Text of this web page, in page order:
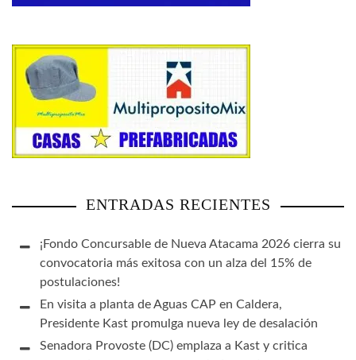
ENTRADAS RECIENTES
¡Fondo Concursable de Nueva Atacama 2026 cierra su
convocatoria más exitosa con un alza del 15% de
postulaciones!
En visita a planta de Aguas CAP en Caldera,
Presidente Kast promulga nueva ley de desalación
Senadora Provoste (DC) emplaza a Kast y critica